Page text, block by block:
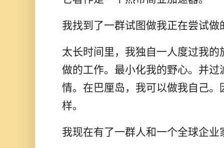
我找到了一群试图做我正在尝试做
太长时间里，我独自一人度过我
做的工作。最小化我的野心。并
情。在巴厘岛，我可以做我自己
样。
我现在有了一群人和一个全球企业